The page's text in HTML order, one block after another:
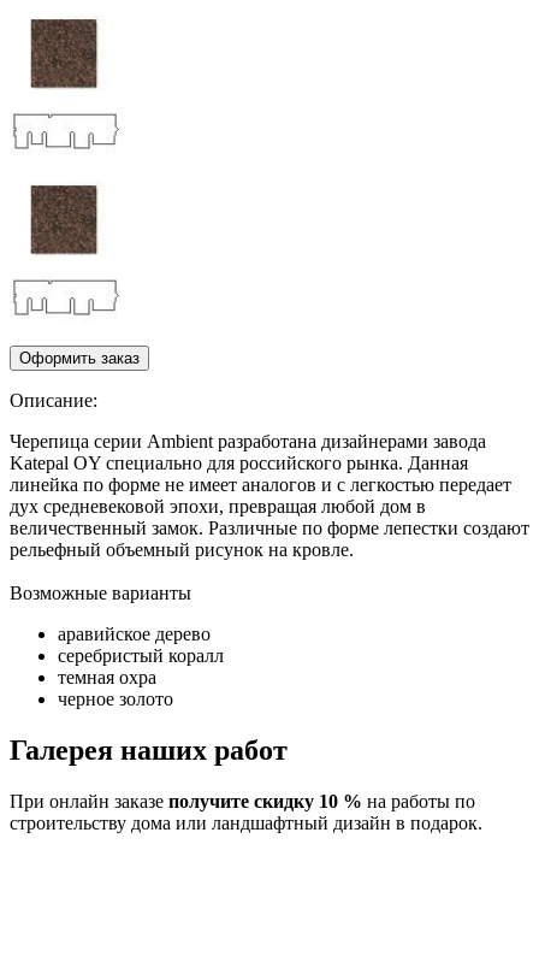
Описание:
Черепица серии Ambient разработана дизайнерами завода
Katepal OY специально для российского рынка. Данная
линейка по форме не имеет аналогов и с легкостью передает
дух средневековой эпохи, превращая любой дом в
величественный замок. Различные по форме лепестки создают
рельефный объемный рисунок на кровле.
Возможные варианты
аравийское дерево
серебристый коралл
темная охра
черное золото
Галерея наших работ
При онлайн заказе получите скидку 10 % на работы по
строительству дома или ландшафтный дизайн в подарок.